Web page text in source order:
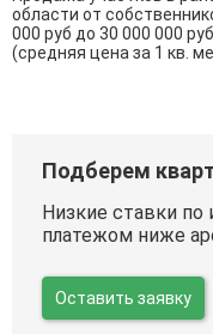
области от
000 руб до 30 000 000
(средняя цена за 1 кв.
Подберем
Низкие ставки
платежом ниже
Оставить заявку